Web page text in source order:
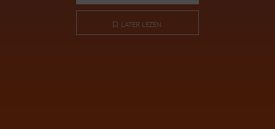
LATER LEZEN